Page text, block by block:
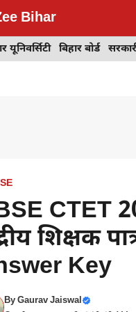
Bihar
यूनिवर्सिटी बिहार बोर्ड
CTET
शिक्षक
Key
ByGaurav Jaiswal